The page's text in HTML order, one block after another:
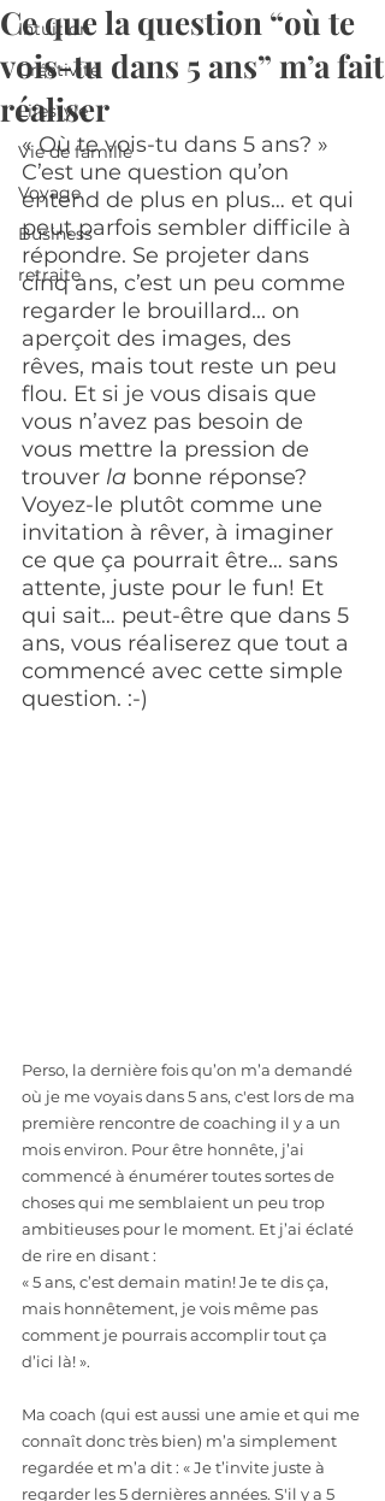
Intuition
Créativité
Lifestyle
Vie de famille
Voyage
Business
retraite
Ce que la question “où te
vois-tu dans 5 ans” m’a fait
réaliser
« Où te vois-tu dans 5 ans? »
C’est une question qu’on
entend de plus en plus… et qui
peut parfois sembler difficile à
répondre. Se projeter dans
cinq ans, c’est un peu comme
regarder le brouillard... on
aperçoit des images, des
rêves, mais tout reste un peu
flou. Et si je vous disais que
vous n’avez pas besoin de
vous mettre la pression de
trouver la bonne réponse?
Voyez-le plutôt comme une
invitation à rêver, à imaginer
ce que ça pourrait être… sans
attente, juste pour le fun! Et
qui sait… peut-être que dans 5
ans, vous réaliserez que tout a
commencé avec cette simple
question. :-)
Perso, la dernière fois qu’on m’a demandé
où je me voyais dans 5 ans, c'est lors de ma
première rencontre de coaching il y a un
mois environ. Pour être honnête, j’ai
commencé à énumérer toutes sortes de
choses qui me semblaient un peu trop
ambitieuses pour le moment. Et j’ai éclaté
de rire en disant :
« 5 ans, c’est demain matin! Je te dis ça,
mais honnêtement, je vois même pas
comment je pourrais accomplir tout ça
d’ici là! ».
Ma coach (qui est aussi une amie et qui me
connaît donc très bien) m’a simplement
regardée et m’a dit : « Je t’invite juste à
regarder les 5 dernières années. S'il y a 5